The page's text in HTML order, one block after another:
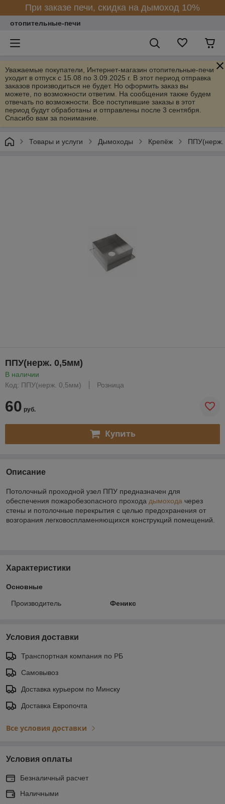
При заказе печи, скидка на дымоход 10%
отопительные-печи
Уважаемые покупатели, Интернет-магазин отопительные-печи
уходит в отпуск с 15.08 по 3.09.2025 г. В этот период отправка
заказов производиться не будет. Но оформить заказ вы
можете, по возможности ответим. На сообщения также будем
отвечать по возможности. Все поступившие заказы в этот
период будут обработаны и отправлены после 3 сентября.
Спасибо вам за понимание.
Товары и услуги Дымоходы Крепёж
ППУ(нерж. 0,5мм)
В наличии
Код: ППУ(нерж. 0,5мм)
Розница
60 руб.
Купить
Описание
Потолочный проходной узел ППУ предназначен для
обеспечения пожаробезопасного прохода дымохода через
стены и потолочные перекрытия с целью предохранения от
возгорания легковоспламеняющихся конструкций помещений.
Характеристики
Основные
Производитель Феникс
Условия доставки
Транспортная компания по РБ
Самовывоз
Доставка курьером по Минску
Доставка Европочта
Все условия доставки
Условия оплаты
Безналичный расчет
Наличными